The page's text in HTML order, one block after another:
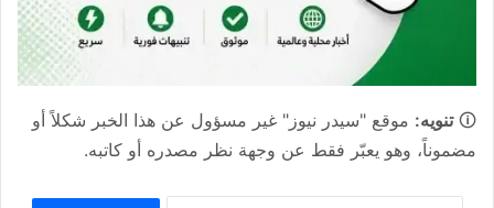
🛈تنويه: موقع "سيدر نيوز" غير مسؤول عن هذا الخبر شكلاً أو
مضموناً، وهو يعبّر فقط عن وجهة نظر مصدره أو كاتبه.